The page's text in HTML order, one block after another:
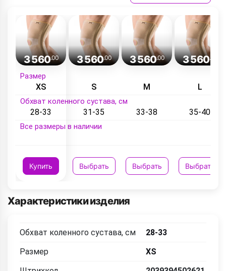
Размер
Обхват коленного сустава, см
Все размеры в наличии
3 560.00
XS
28-33
Купить
3 560.00
S
31-35
Выбрать
3 560.00
M
33-38
Выбрать
3 560.00
L
35-40
Выбрать
Характеристики изделия
Обхват коленного сустава, см
28-33
Размер
XS